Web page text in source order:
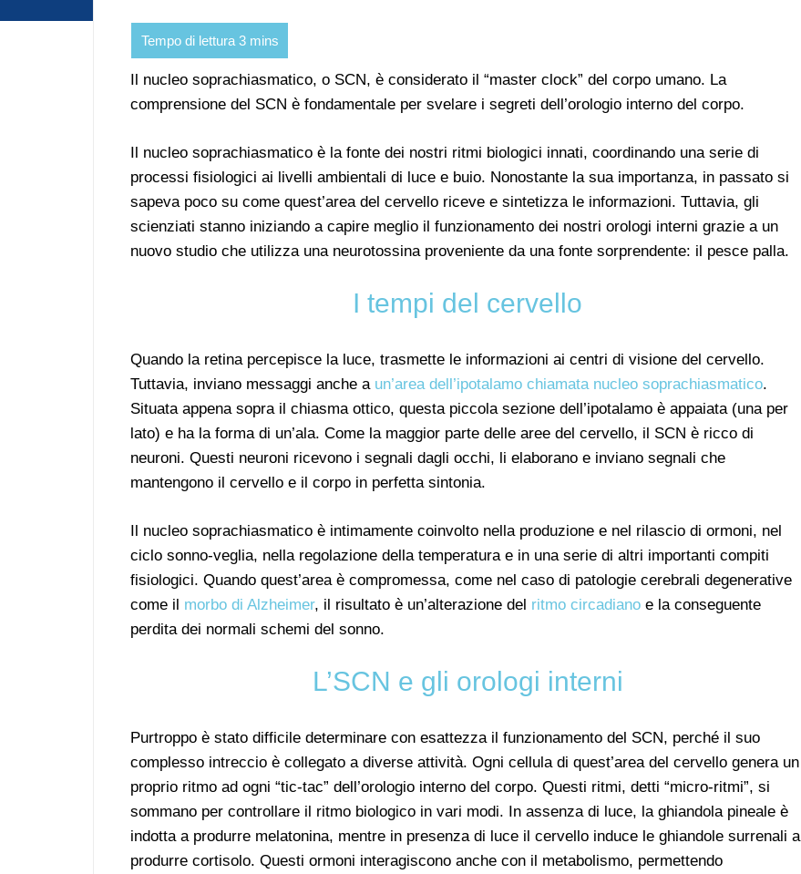
Il nucleo soprachiasmatico, o SCN, è considerato il “master clock” del corpo umano. La
comprensione del SCN è fondamentale per svelare i segreti dell’orologio interno del corpo.
Il nucleo soprachiasmatico è la fonte dei nostri ritmi biologici innati, coordinando una serie di
processi fisiologici ai livelli ambientali di luce e buio. Nonostante la sua importanza, in passato si
sapeva poco su come quest’area del cervello riceve e sintetizza le informazioni. Tuttavia, gli
scienziati stanno iniziando a capire meglio il funzionamento dei nostri orologi interni grazie a un
nuovo studio che utilizza una neurotossina proveniente da una fonte sorprendente: il pesce palla.
I tempi del cervello
Quando la retina percepisce la luce, trasmette le informazioni ai centri di visione del cervello.
Tuttavia, inviano messaggi anche a un’area dell’ipotalamo chiamata nucleo soprachiasmatico.
Situata appena sopra il chiasma ottico, questa piccola sezione dell’ipotalamo è appaiata (una per
lato) e ha la forma di un’ala. Come la maggior parte delle aree del cervello, il SCN è ricco di
neuroni. Questi neuroni ricevono i segnali dagli occhi, li elaborano e inviano segnali che
mantengono il cervello e il corpo in perfetta sintonia.
Il nucleo soprachiasmatico è intimamente coinvolto nella produzione e nel rilascio di ormoni, nel
ciclo sonno-veglia, nella regolazione della temperatura e in una serie di altri importanti compiti
fisiologici. Quando quest’area è compromessa, come nel caso di patologie cerebrali degenerative
come il morbo di Alzheimer, il risultato è un’alterazione del ritmo circadiano e la conseguente
perdita dei normali schemi del sonno.
L’SCN e gli orologi interni
Purtroppo è stato difficile determinare con esattezza il funzionamento del SCN, perché il suo
complesso intreccio è collegato a diverse attività. Ogni cellula di quest’area del cervello genera un
proprio ritmo ad ogni “tic-tac” dell’orologio interno del corpo. Questi ritmi, detti “micro-ritmi”, si
sommano per controllare il ritmo biologico in vari modi. In assenza di luce, la ghiandola pineale è
indotta a produrre melatonina, mentre in presenza di luce il cervello induce le ghiandole surrenali a
produrre cortisolo. Questi ormoni interagiscono anche con il metabolismo, permettendo